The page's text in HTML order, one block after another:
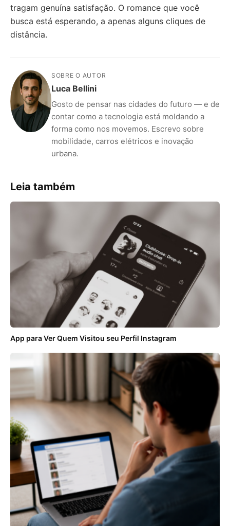
tragam genuína satisfação. O romance que você
busca está esperando, a apenas alguns cliques de
distância.
SOBRE O AUTOR
Luca Bellini
Gosto de pensar nas cidades do futuro — e de
contar como a tecnologia está moldando a
forma como nos movemos. Escrevo sobre
mobilidade, carros elétricos e inovação
urbana.
Leia também
App para Ver Quem Visitou seu Perfil Instagram